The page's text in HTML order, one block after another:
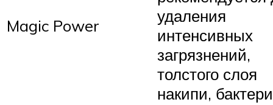
Magic Power
удаления
интенсивных
загрязнений,
толстого слоя
накипи,